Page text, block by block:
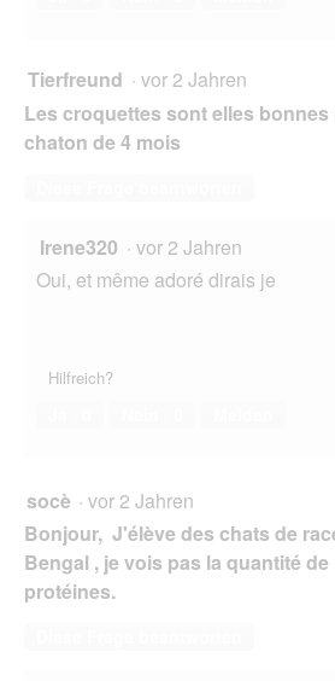
Tierfreund · vor 2 Jahren
Les croquettes sont elles bonnes
chaton de 4 mois
Irene320 · vor 2 Jahren
Oui, et même adoré dirais je
Hilfreich?
socè · vor 2 Jahren
Bonjour, J'élève des chats de
Bengal , je vois pas la quantité de
protéines.